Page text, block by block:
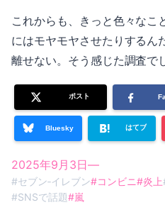
これからも、きっと色々なこ
にはモヤモヤさせたりするん
離せない。そう感じた調査で
ポスト
Bluesky はてブ
2025年9月3日—
#セブン‐イレブン#コンビニ#炎上
#SNSで話題#嵐